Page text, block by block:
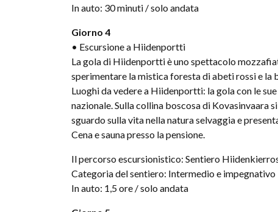
In auto: 30 minuti / solo andata
Giorno 4
• Escursione a Hiidenportti
La gola di Hiidenportti è uno spettacolo
sperimentare la mistica foresta di abeti rossi e
Luoghi da vedere a Hiidenportti: la gola con le
nazionale. Sulla collina boscosa di Kovasinvaara
sguardo sulla vita nella natura selvaggia e
Cena e sauna presso la pensione.
Il percorso escursionistico: Sentiero
Categoria del sentiero: Intermedio e impegnativo
In auto: 1,5 ore / solo andata